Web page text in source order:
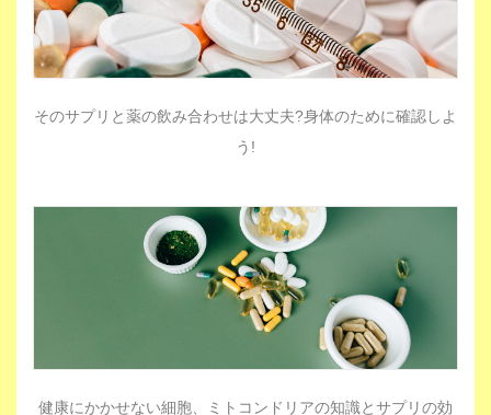
そのサプリと薬の飲み合わせは大丈夫?身体のために確認しよ
う!
健康にかかせない細胞、ミトコンドリアの知識とサプリの効